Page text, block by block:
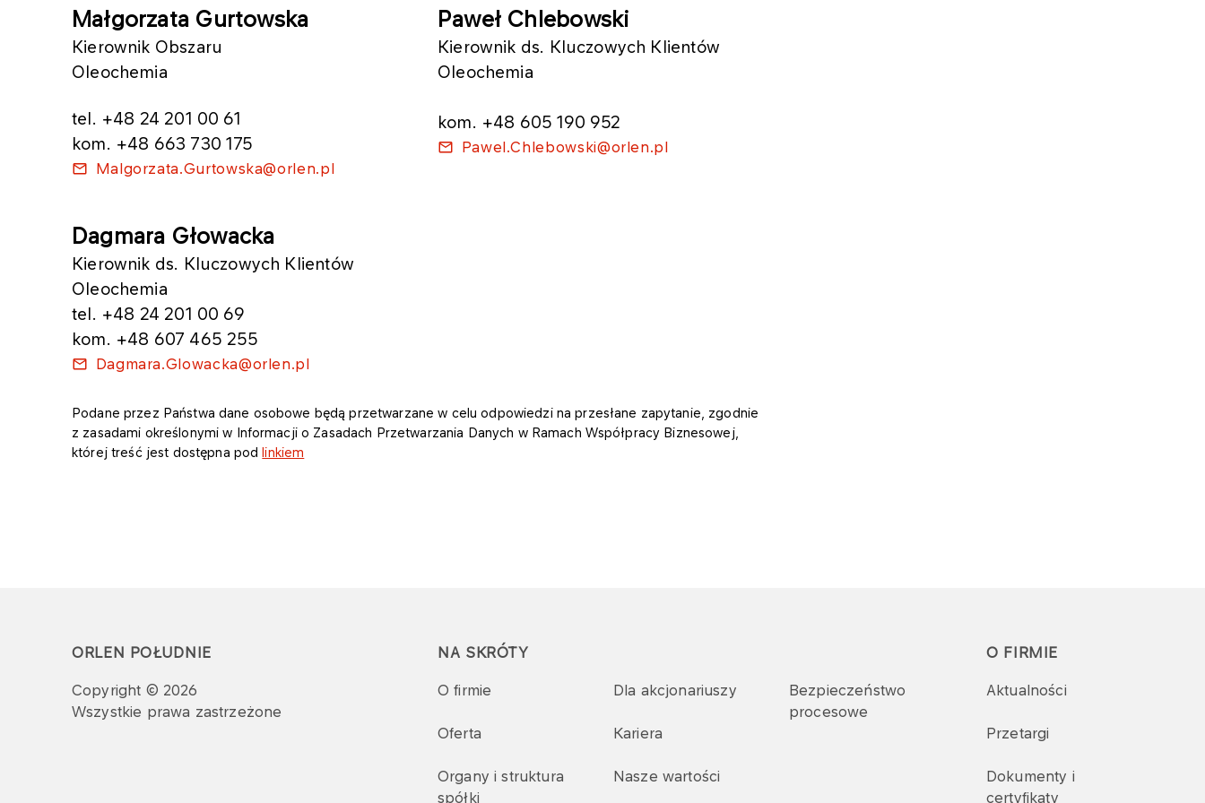
Małgorzata Gurtowska
Kierownik ​Obszaru
Oleochemia
tel. +48 24 201 00 61
kom. +48 663 730 175
Malgorzata.Gurtowska@orlen.pl
Paweł Chlebowski
Kierownik ds. Kluczowych Klientów
Oleochemia
kom. +48 605 190 952
Pawel.Chlebowski@orlen.pl
​Dagmara Głowacka
Kierownik ds. Kluczowych Klientów
Oleochemia
tel. +48 24 201 00 69
kom. +48 607 465 255
Dagmara.Glowacka@orlen.pl
Podane przez Państwa dane osobowe będą przetwarzane w celu odpowiedzi na przesłane zapytanie, zgodnie
z zasadami określonymi w Informacji o Zasadach Przetwarzania Danych w Ramach Współpracy Biznesowej,
której treść jest dostępna podlinkiem
ORLEN POŁUDNIE
Copyright © 2026
Wszystkie prawa zastrzeżone
NA SKRÓTY
O firmie
Oferta
Organy i struktura
spółki
Dla akcjonariuszy
Kariera
Nasze wartości
Bezpieczeństwo
procesowe
O FIRMIE
Aktualności
Przetargi
Dokumenty i
certyfikaty